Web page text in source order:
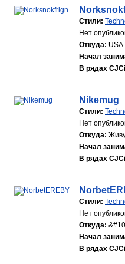
Стили:
Нет
Откуда: USA
Начал
В рядах
Nikemug
Стили:
Нет
Откуда:
Начал
В рядах
Стили:
Нет
Откуда:
Начал
В рядах